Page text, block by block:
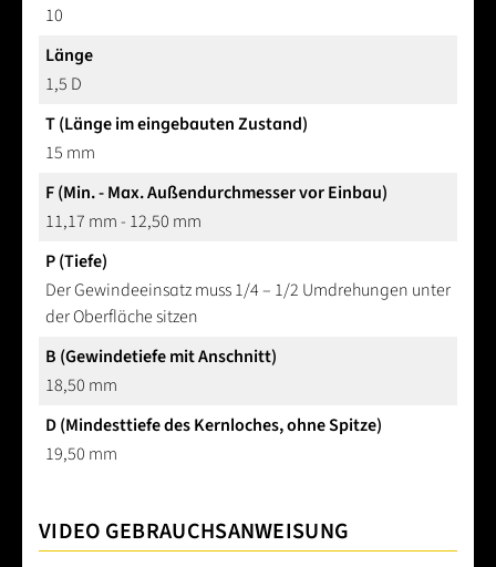
10
Länge
1,5 D
T (Länge im eingebauten Zustand)
15 mm
F (Min. - Max. Außendurchmesser vor Einbau)
11,17 mm - 12,50 mm
P (Tiefe)
Der Gewindeeinsatz muss 1/4 – 1/2 Umdrehungen unter
der Oberfläche sitzen
B (Gewindetiefe mit Anschnitt)
18,50 mm
D (Mindesttiefe des Kernloches, ohne Spitze)
19,50 mm
VIDEO GEBRAUCHSANWEISUNG